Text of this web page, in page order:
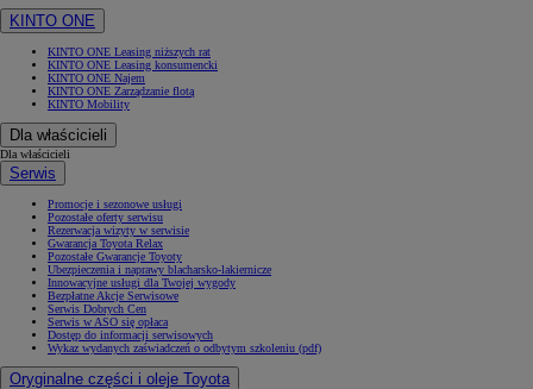
KINTO ONE
KINTO ONE Leasing niższych rat
KINTO ONE Leasing konsumencki
KINTO ONE Najem
KINTO ONE Zarządzanie flotą
KINTO Mobility
Dla właścicieli
Dla właścicieli
Serwis
Promocje i sezonowe usługi
Pozostałe oferty serwisu
Rezerwacja wizyty w serwisie
Gwarancja Toyota Relax
Pozostałe Gwarancje Toyoty
Ubezpieczenia i naprawy blacharsko-lakiernicze
Innowacyjne usługi dla Twojej wygody
Bezpłatne Akcje Serwisowe
Serwis Dobrych Cen
Serwis w ASO się opłaca
Dostęp do informacji serwisowych
Wykaz wydanych zaświadczeń o odbytym szkoleniu (pdf)
Oryginalne części i oleje Toyota